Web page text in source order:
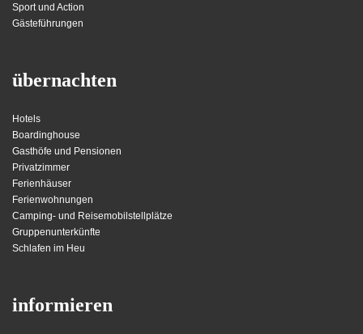
Sport und Action
Gästeführungen
übernachten
Hotels
Boardinghouse
Gasthöfe und Pensionen
Privatzimmer
Ferienhäuser
Ferienwohnungen
Camping- und Reisemobilstellplätze
Gruppenunterkünfte
Schlafen im Heu
informieren